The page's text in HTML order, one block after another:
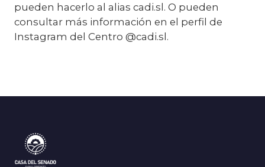
pueden hacerlo al alias cadi.sl. O pueden
consultar más información en el perfil de
Instagram del Centro @cadi.sl.